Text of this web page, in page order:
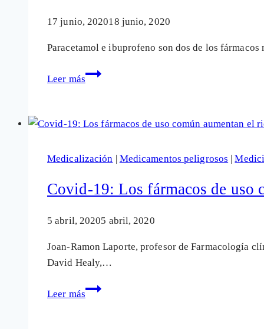
17 junio, 202018 junio, 2020
Paracetamol e ibuprofeno son dos de los
Leer más
Covid-
que
paracetamol
la
inflamación
en
graves
Medicalización | Medicamentos peligrosos |
Covid-19: Los fármacos de uso
5 abril, 20205 abril, 2020
Joan-Ramon Laporte, profesor de Farmacología
David Healy,…
Leer más
Covid-